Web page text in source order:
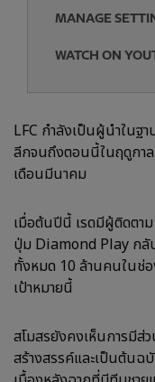
MANAGE
WATCH ON
LFC กำลังเป็นผู้นำในฐ
ลีกจนถึงตอนนี้ในฤดูกา
เดือนมีนาคม
เมื่อต้นปีนี้ เรดมีผู้ติดตา
ปุ่ม Diamond Play กลั
ทั้งหมด 10 ล้านคนในช่
เป้าหมายนี้
สโมสรยังคงเห็นการมีส่
สร้างสรรค์และเป็นต้นฉ